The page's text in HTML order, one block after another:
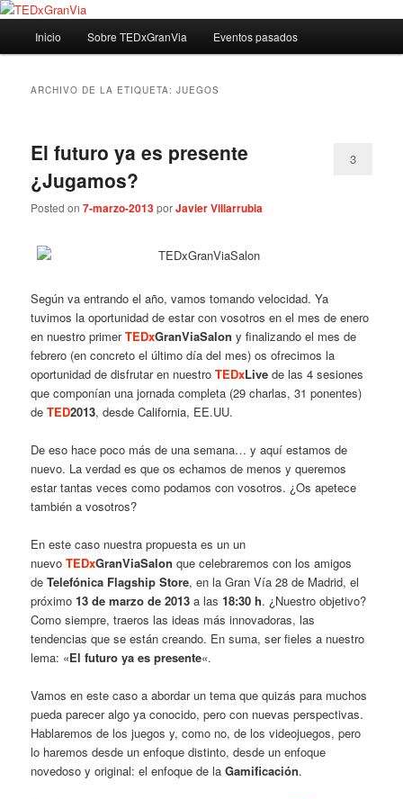
Ir
contenido
Ir
contenido
TEDxGranVia
Madrid – España – Spain
principal
Inicio Sobre TEDxGranVia Eventos pasados
ARCHIVO DE LA ETIQUETA:JUEGOS
El futuro ya es presente
¿Jugamos?
Posted on7-marzo-2013porJavier Villarrubia
3
Según va entrando el año, vamos tomando velocidad. Ya
tuvimos la oportunidad de estar con vosotros en el mes de enero
en nuestro primerTEDxGranViaSalon y finalizando el mes de
febrero (en concreto el último día del mes) os ofrecimos la
oportunidad de disfrutar en nuestroTEDxLive de las 4 sesiones
que componían una jornada completa (29 charlas, 31 ponentes)
deTED2013, desde California, EE.UU.
De eso hace poco más de una semana… y aquí estamos de
nuevo. La verdad es que os echamos de menos y queremos
estar tantas veces como podamos con vosotros. ¿Os apetece
también a vosotros?
En este caso nuestra propuesta es un un
nuevoTEDxGranViaSalon que celebraremos con los amigos
deTelefónica Flagship Store, en la Gran Vía 28 de Madrid, el
próximo13 de marzo de 2013 a las18:30 h. ¿Nuestro objetivo?
Como siempre, traeros las ideas más innovadoras, las
tendencias que se están creando. En suma, ser fieles a nuestro
lema: «El futuro ya es presente«.
Vamos en este caso a abordar un tema que quizás para muchos
pueda parecer algo ya conocido, pero con nuevas perspectivas.
Hablaremos de los juegos y, como no, de los videojuegos, pero
lo haremos desde un enfoque distinto, desde un enfoque
novedoso y original: el enfoque de laGamificación.